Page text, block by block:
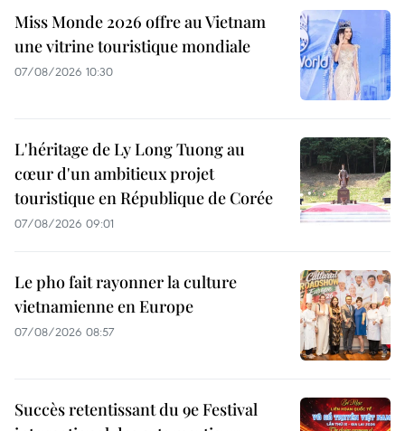
Miss Monde 2026 offre au Vietnam
une vitrine touristique mondiale
07/08/2026 10:30
L'héritage de Ly Long Tuong au
cœur d'un ambitieux projet
touristique en République de Corée
07/08/2026 09:01
Le pho fait rayonner la culture
vietnamienne en Europe
07/08/2026 08:57
Succès retentissant du 9e Festival